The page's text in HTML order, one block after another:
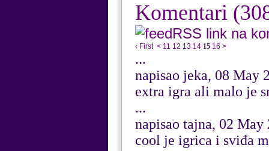
Komentari
RSS link na
‹ First < 11 12 13 14 15 16 >
...
napisao jeka, 08 May
extra igra ali malo je
...
napisao tajna, 02 May
cool je igrica i sviđa